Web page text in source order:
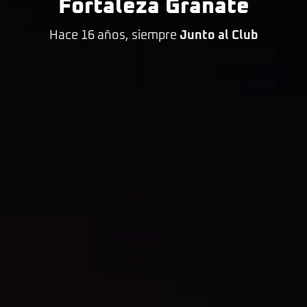
Fortaleza Granate
Hace 16 años, siempre Junto al Club